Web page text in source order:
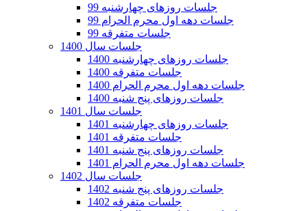
جلسات روزهای چهارشنبه 99
جلسات دهه اول محرم الحرام 99
جلسات متفرقه 99
جلسات سال 1400
جلسات روزهای چهارشنبه 1400
جلسات متفرقه 1400
جلسات دهه اول محرم الحرام 1400
جلسات روزهای پنج شنبه 1400
جلسات سال 1401
جلسات روزهای چهارشنبه 1401
جلسات متفرقه 1401
جلسات روزهای پنج شنبه 1401
جلسات دهه اول محرم الحرام 1401
جلسات سال 1402
جلسات روزهای پنج شنبه 1402
جلسات متفرقه 1402